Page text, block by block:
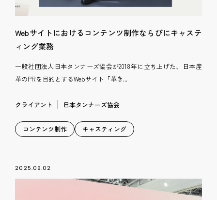
Webサイトにおけるコンテンツ制作ならびにキャステ
ィング業務
一般社団法人日本タンナーズ協会が2018年に立ち上げた、日本産
革のPRを目的とするWebサイト「革き...
クライアント 日本タンナーズ協会
コンテンツ制作 キャスティング
2025.09.02